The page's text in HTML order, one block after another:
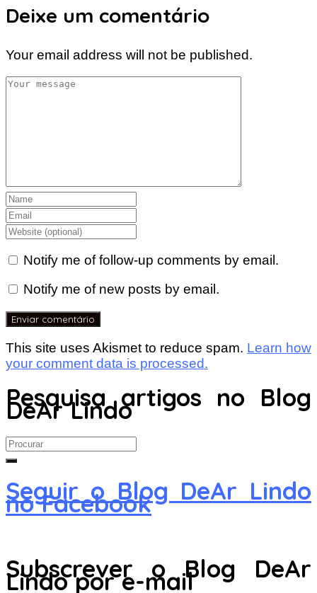
Deixe um comentário
Your email address will not be published.
Notify me of follow-up comments by email.
Notify me of new posts by email.
This site uses Akismet to reduce spam. Learn how
your comment data is processed.
Pesquisa artigos no Blog
DeAr Lindo
Search
for:
Seguir o Blog DeAr Lindo
no Facebook
Subscrever o Blog DeAr
Lindo por e-mail